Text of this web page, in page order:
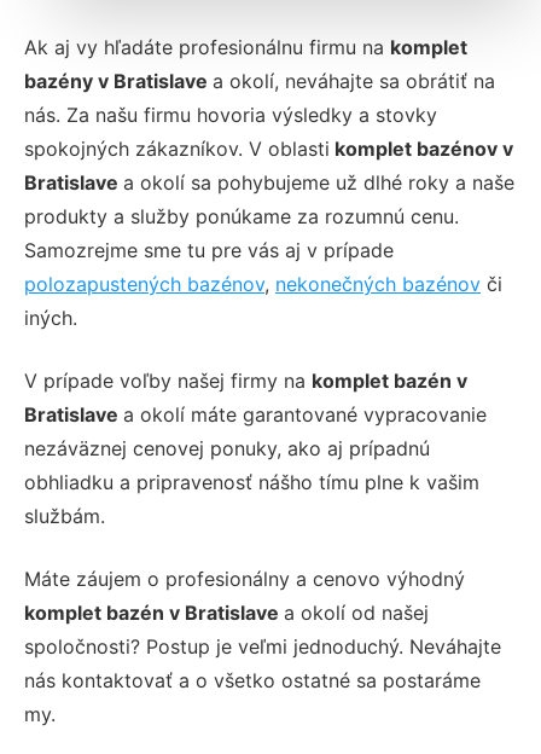
Ak aj vy hľadáte profesionálnu firmu na komplet
bazény v Bratislave a okolí, neváhajte sa obrátiť na
nás. Za našu firmu hovoria výsledky a stovky
spokojných zákazníkov. V oblasti komplet bazénov v
Bratislave a okolí sa pohybujeme už dlhé roky a naše
produkty a služby ponúkame za rozumnú cenu.
Samozrejme sme tu pre vás aj v prípade
polozapustených bazénov, nekonečných bazénov či
iných.
V prípade voľby našej firmy na komplet bazén v
Bratislave a okolí máte garantované vypracovanie
nezáväznej cenovej ponuky, ako aj prípadnú
obhliadku a pripravenosť nášho tímu plne k vašim
službám.
Máte záujem o profesionálny a cenovo výhodný
komplet bazén v Bratislave a okolí od našej
spoločnosti? Postup je veľmi jednoduchý. Neváhajte
nás kontaktovať a o všetko ostatné sa postaráme
my.